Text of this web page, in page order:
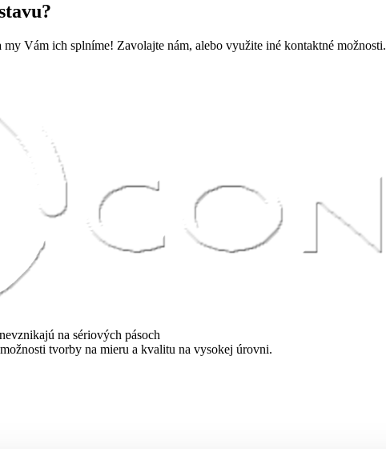
my Vám ich splníme! Zavolajte nám, alebo využite iné kontaktné možnosti.
na sériových pásoch
tvorby na mieru a kvalitu na vysokej úrovni.